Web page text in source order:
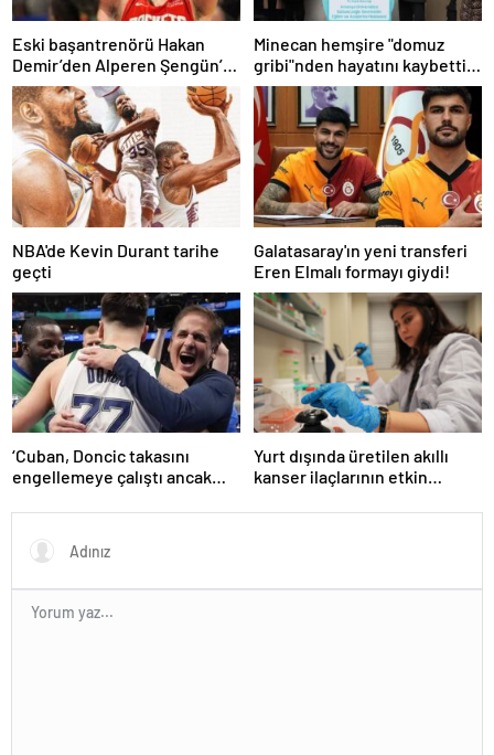
Eski başantrenörü Hakan
Demir’den Alperen Şengün’e
övgü
Minecan hemşire "domuz
gribi"nden hayatını kaybetti –
Haberler | Sağlık Haberleri
NBA'de Kevin Durant tarihe
geçti
Galatasaray'ın yeni transferi
Eren Elmalı formayı giydi!
‘Cuban, Doncic takasını
engellemeye çalıştı ancak
Haberleri
Yurt dışında üretilen akıllı
kanser ilaçlarının etkin
geliştirildi | Sağlık Haberleri